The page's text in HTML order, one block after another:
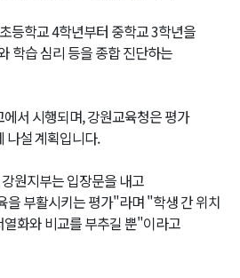
등학교 4학년부터 중학교 3학년을
학습 심리 등을 종합 진단하는
서 시행되며, 강원교육청은 평가
나설 계획입니다.
원지부는 입장문을 내고
을 부활시키는 평가"라며 "학생 간 위치
화와 비교를 부추길 뿐"이라고